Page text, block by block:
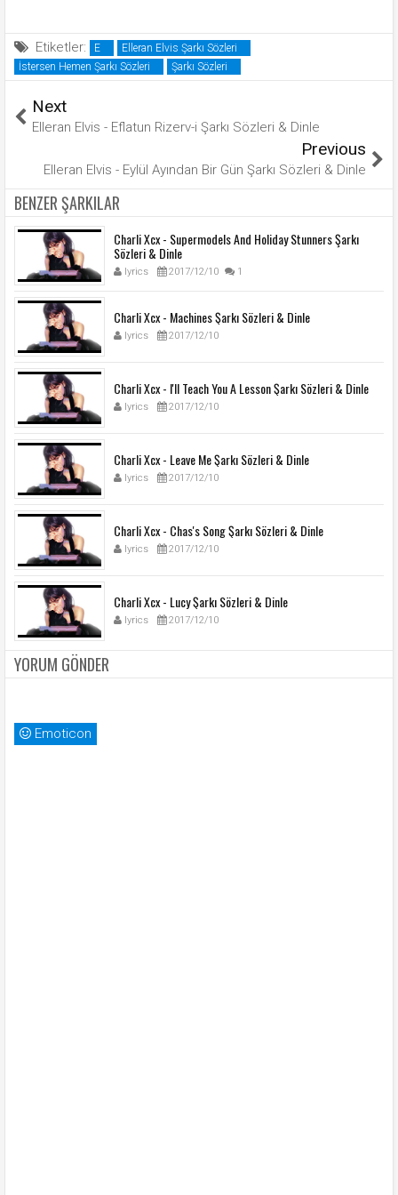
Etiketler: E
Elleran Elvis Şarkı Sözleri
İstersen Hemen Şarkı Sözleri
Şarkı Sözleri
Next
Elleran Elvis - Eflatun Rizerv-i Şarkı Sözleri & Dinle
Previous
Elleran Elvis - Eylül Ayından Bir Gün Şarkı Sözleri & Dinle
BENZER ŞARKILAR
Charli Xcx - Supermodels And Holiday Stunners Şarkı
Sözleri & Dinle
lyrics 2017/12/10 1
Charli Xcx - Machines Şarkı Sözleri & Dinle
lyrics 2017/12/10
Charli Xcx - I'll Teach You A Lesson Şarkı Sözleri & Dinle
lyrics 2017/12/10
Charli Xcx - Leave Me Şarkı Sözleri & Dinle
lyrics 2017/12/10
Charli Xcx - Chas's Song Şarkı Sözleri & Dinle
lyrics 2017/12/10
Charli Xcx - Lucy Şarkı Sözleri & Dinle
lyrics 2017/12/10
YORUM GÖNDER
Emoticon